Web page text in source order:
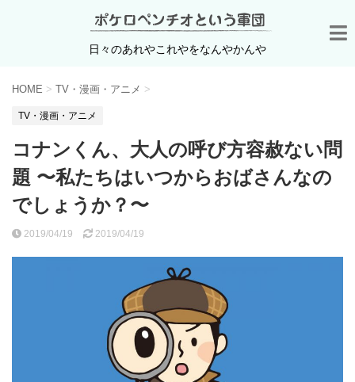
日々のあれやこれやをなんやかんや
HOME > TV・漫画・アニメ >
TV・漫画・アニメ
コナンくん、大人の呼び方容赦ない問
題 〜私たちはいつからおばさんなの
でしょうか？〜
2019/04/19 2019/04/19